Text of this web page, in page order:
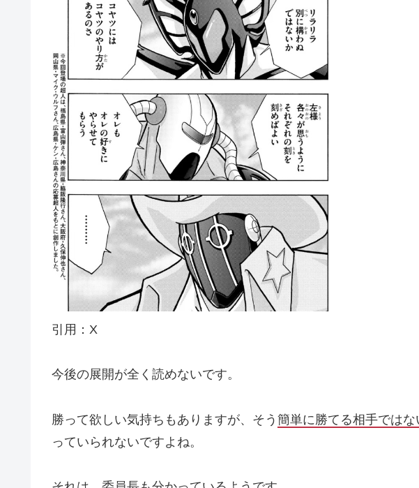
引用：X
今後の展開が全く読めないです。
勝って欲しい気持ちもありますが、そう 簡単に勝てる相手ではな
っていられないですよね。